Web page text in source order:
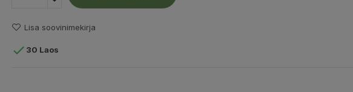
Lisa soovinimekirja
 30 Laos